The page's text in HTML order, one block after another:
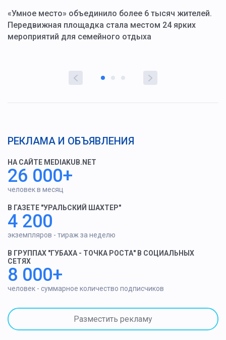
«Умное место» объединило более 6 тысяч жителей.
Передвижная площадка стала местом 24 ярких
мероприятий для семейного отдыха
РЕКЛАМА И ОБЪЯВЛЕНИЯ
НА САЙТЕ MEDIAKUB.NET
26 000+
человек в месяц
В ГАЗЕТЕ "УРАЛЬСКИЙ ШАХТЕР"
4 200
экземпляров - тираж за неделю
В ГРУППАХ "ГУБАХА - ТОЧКА РОСТА" В СОЦИАЛЬНЫХ
СЕТЯХ
8 000+
человек - суммарное количество подписчиков
Разместить рекламу